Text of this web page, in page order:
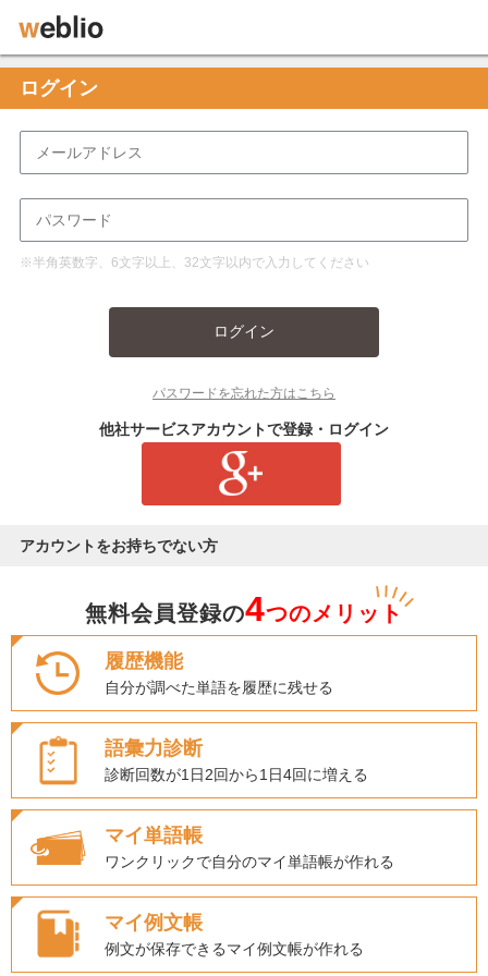
ログイン
※半角英数字、6文字以上、32文字以内で入力してください
ログイン
パスワードを忘れた方はこちら
他社サービスアカウントで登録・ログイン
アカウントをお持ちでない方
無料会員登録の4つのメリット
履歴機能
自分が調べた単語を履歴に残せる
語彙力診断
診断回数が1日2回から1日4回に増える
マイ単語帳
ワンクリックで自分のマイ単語帳が作れる
マイ例文帳
例文が保存できるマイ例文帳が作れる